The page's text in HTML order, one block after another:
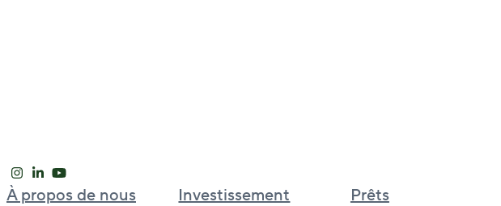
À propos de nous Investissement Prêts